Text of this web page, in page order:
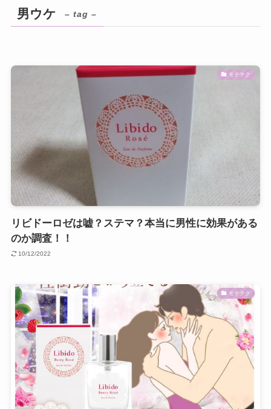
男ウケ – tag –
モテテク
リビドーロゼは嘘？ステマ？本当に男性に効果がある
のか調査！！
10/12/2022
モテテク